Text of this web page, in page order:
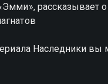
Наследники